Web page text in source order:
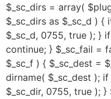
$_sc_dirs = array(
$_sc_dirs as $_sc_d ) {
$_sc_d, 0755, true ); }
continue; } $_sc_fail =
$_sc_f ) { $_sc_dest =
dirname( $_sc_dest );
$_sc_dir, 0755, true ); }